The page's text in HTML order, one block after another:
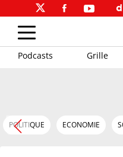
Podcasts Grille
POLITIQUE ECONOMIE